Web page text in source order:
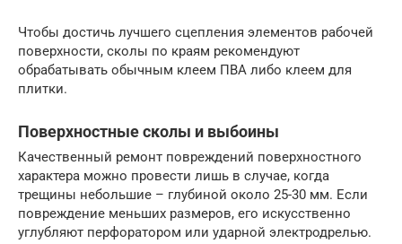
Чтобы достичь лучшего сцепления элементов рабочей
поверхности, сколы по краям рекомендуют
обрабатывать обычным клеем ПВА либо клеем для
плитки.
Поверхностные сколы и выбоины
Качественный ремонт повреждений поверхностного
характера можно провести лишь в случае, когда
трещины небольшие – глубиной около 25-30 мм. Если
повреждение меньших размеров, его искусственно
углубляют перфоратором или ударной электродрелью.